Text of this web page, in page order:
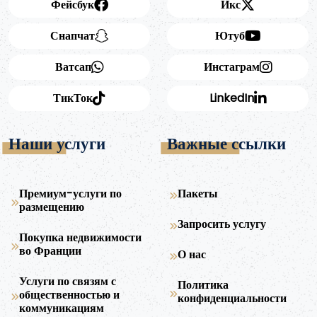
Фейсбук
Снапчат
Ватсап
Икс
Ютуб
Инстаграм
ТикТок
LinkedIn
Наши услуги
Премиум-услуги по
размещению
Покупка недвижимости
во Франции
Услуги по связям с
общественностью и
коммуникациям
Важные ссылки
Пакеты
Запросить услугу
О нас
Политика
конфиденциальности